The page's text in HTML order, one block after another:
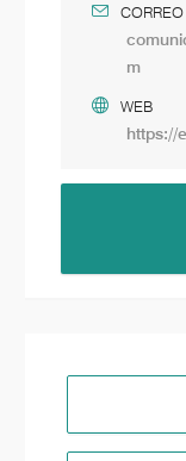
m
WEB
https://